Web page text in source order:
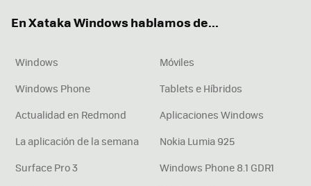
En Xataka Windows hablamos de...
Windows
Móviles
Windows Phone
Tablets e Híbridos
Actualidad en Redmond
Aplicaciones Windows
La aplicación de la semana
Nokia Lumia 925
Surface Pro 3
Windows Phone 8.1 GDR1